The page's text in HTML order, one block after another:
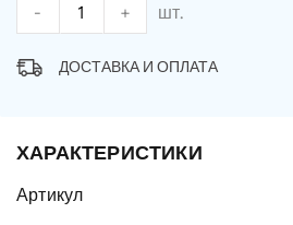
- + шт.
ДОСТАВКА И ОПЛАТА
ХАРАКТЕРИСТИКИ
Артикул